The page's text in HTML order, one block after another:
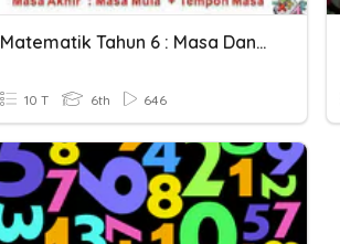
Matematik Tahun 6 : Masa Dan Waktu (Tempoh)
10 T 6th 646